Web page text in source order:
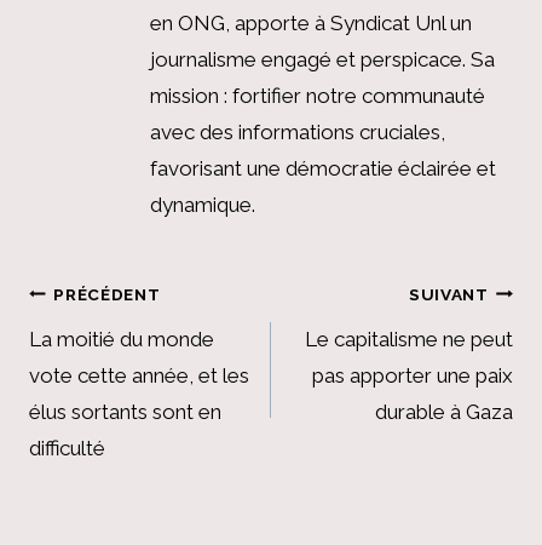
en ONG, apporte à Syndicat Unl un
journalisme engagé et perspicace. Sa
mission : fortifier notre communauté
avec des informations cruciales,
favorisant une démocratie éclairée et
dynamique.
Navigation
de
l’article
PRÉCÉDENT
La moitié du monde
vote cette année, et les
élus sortants sont en
difficulté
SUIVANT
Le capitalisme ne peut
pas apporter une paix
durable à Gaza